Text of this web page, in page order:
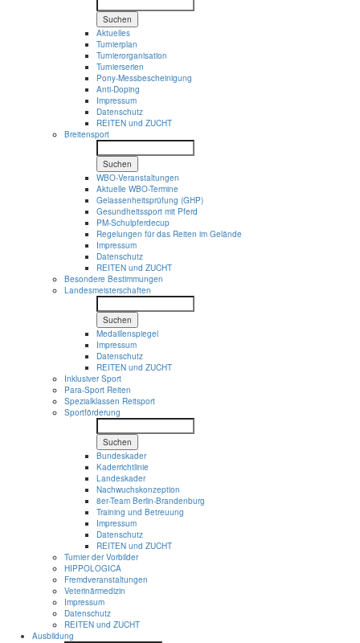
Suchen
Aktuelles
Turnierplan
Turnierorganisation
Turnierserien
Pony-Messbescheinigung
Anti-Doping
Impressum
Datenschutz
REITEN und ZUCHT
Breitensport
Suchen
WBO-Veranstaltungen
Aktuelle WBO-Termine
Gelassenheitsprüfung (GHP)
Gesundheitssport mit Pferd
PM-Schulpferdecup
Regelungen für das Reiten im Gelände
Impressum
Datenschutz
REITEN und ZUCHT
Besondere Bestimmungen
Landesmeisterschaften
Suchen
Medaillenspiegel
Impressum
Datenschutz
REITEN und ZUCHT
Inklusiver Sport
Para-Sport Reiten
Spezialklassen Reitsport
Sportförderung
Suchen
Bundeskader
Kaderrichtlinie
Landeskader
Nachwuchskonzeption
8er-Team Berlin-Brandenburg
Training und Betreuung
Impressum
Datenschutz
REITEN und ZUCHT
Turnier der Vorbilder
HIPPOLOGICA
Fremdveranstaltungen
Veterinärmedizin
Impressum
Datenschutz
REITEN und ZUCHT
Ausbildung